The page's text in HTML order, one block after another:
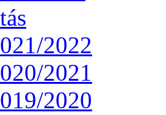
2022
2021
2020